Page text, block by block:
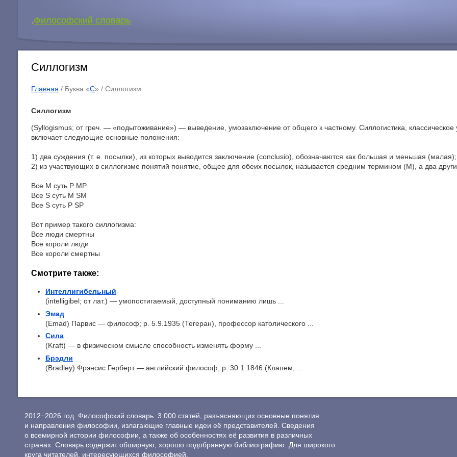
.Философский словарь
Силлогизм
Главная / Буква «С» / Силлогизм
Силлогизм
(Syllogismus; от греч. — «подытоживание») — выведение, умозаключение от общего к частному. Силлогистика,
включает следующие основные положения:
1) два суждения (т. е. посылки), из которых выводится заключение (conclusio), обозначаются как большая и меньшая (малая);
2) из участвующих в силлогизме понятий понятие, общее для обеих посылок, называется средним термином (М), а два
Все М суть Р MP
Все S суть М SM
Все S суть Р SP
Вот пример такого силлогизма:
Все люди смертны
Все короли люди
Все короли смертны
Смотрите также:
Интеллигибельный
(intelligibel; от лат.) — умопостигаемый, доступный пониманию лишь ...
Эмад
(Emad) Парвис — философ; p. 5.9.1935 (Тегеран), профессор католического ...
Сила
(Kraft) — в физическом смысле способность изменять форму ...
Брэдли
(Bradley) Фрэнсис Герберт — английский философ; p. 30.1.1846 (Клапем, ...
2012−2026 год. Философский словарь. 3 000 статей, разъясняющих основные понятия
и направления философии, излагающие главные идеи её представителей. Сведения
о всемирной истории философии, а также об особенностях её развития в различных
странах. Словарь содержит обширную, хорошо подобранную библиографию. Для широкого
круга читателей, интересующихся философией.